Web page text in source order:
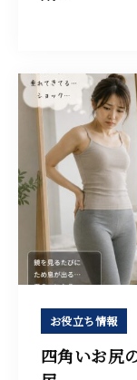
お役立ち情報
四角いお尻